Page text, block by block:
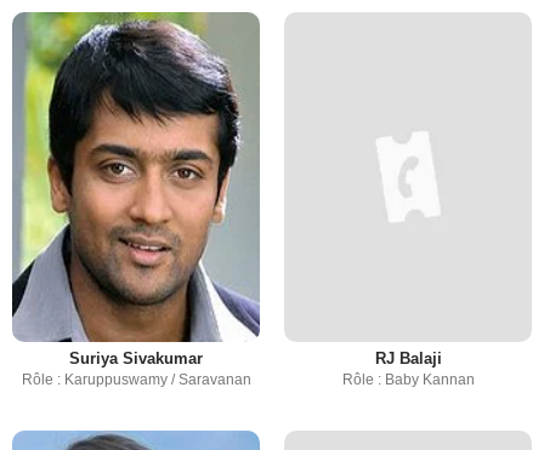
Suriya Sivakumar
Rôle : Karuppuswamy / Saravanan
RJ Balaji
Rôle : Baby Kannan